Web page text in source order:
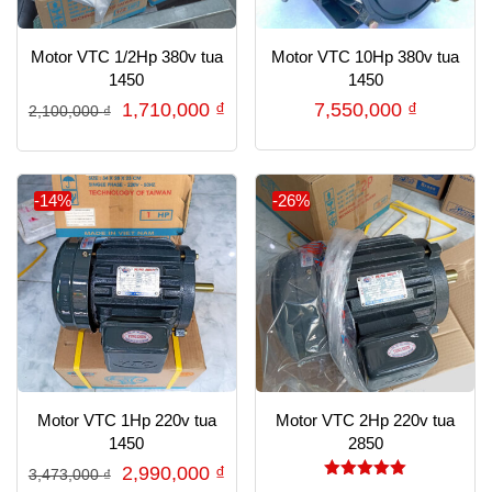
Motor VTC 1/2Hp 380v tua
1450
2,100,000₫
Giá
là:
2,100,000 ₫.
1,710,000 ₫Giá
tại
là:
1,710,000 ₫.
Motor VTC 10Hp 380v tua
1450
7,550,000 ₫
-14%
Motor VTC 1Hp 220v tua
1450
3,473,000₫ Giá
2,990,000 ₫Giá
-26%
Motor VTC 2Hp 220v tua
2850